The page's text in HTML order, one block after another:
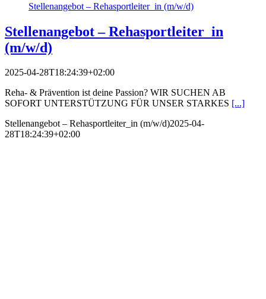
Stellenangebot – Rehasportleiter_in (m/w/d)
Stellenangebot – Rehasportleiter_in
(m/w/d)
2025-04-28T18:24:39+02:00
Reha- & Prävention ist deine Passion? WIR SUCHEN AB
SOFORT UNTERSTÜTZUNG FÜR UNSER STARKES [...]
Stellenangebot – Rehasportleiter_in (m/w/d)2025-04-
28T18:24:39+02:00